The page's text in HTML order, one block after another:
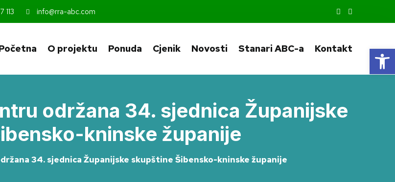
113 info@rra-abc.com
O projektu Ponuda Cjenik Novosti Stanari ABC-a Kontakt
održana 34. sjednica Županijske
kninske županije
34. sjednica Županijske skupštine Šibensko-kninske županije